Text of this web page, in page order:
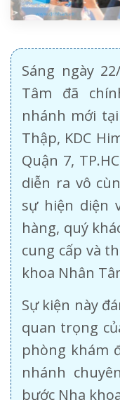
Sáng ngày
Tâm đã
nhánh mới
Thập, KDC
Quận 7,
diễn ra vô
sự hiện diện
hàng, quý
cung cấp và
khoa Nhân
Sự kiện này
quan trọng
phòng khám
nhánh
bước Nha